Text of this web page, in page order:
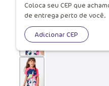
Coloca seu CEP que
de entrega perto de você.
Adicionar CEP